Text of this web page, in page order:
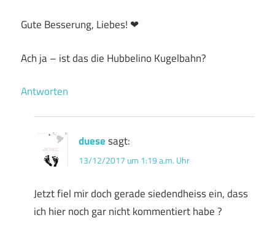
Gute Besserung, Liebes! ❤
Ach ja – ist das die Hubbelino Kugelbahn?
Antworten
duese sagt:
13/12/2017 um 1:19 a.m. Uhr
Jetzt fiel mir doch gerade siedendheiss ein, dass
ich hier noch gar nicht kommentiert habe ?